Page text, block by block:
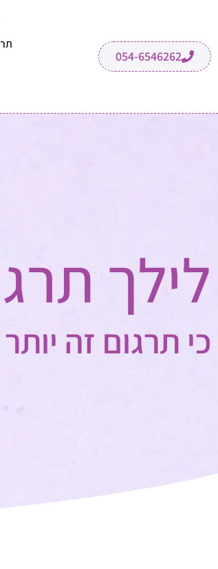
054-6546262
לילך
כי תרגום זה